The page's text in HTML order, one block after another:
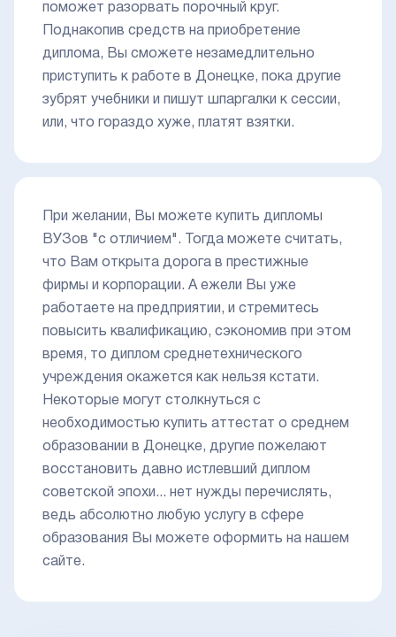
поможет разорвать порочный круг.
Поднакопив средств на приобретение
диплома, Вы сможете незамедлительно
приступить к работе в Донецке, пока другие
зубрят учебники и пишут шпаргалки к сессии,
или, что гораздо хуже, платят взятки.
При желании, Вы можете купить дипломы
ВУЗов "с отличием". Тогда можете считать,
что Вам открыта дорога в престижные
фирмы и корпорации. А ежели Вы уже
работаете на предприятии, и стремитесь
повысить квалификацию, сэкономив при этом
время, то диплом среднетехнического
учреждения окажется как нельзя кстати.
Некоторые могут столкнуться с
необходимостью купить аттестат о среднем
образовании в Донецке, другие пожелают
восстановить давно истлевший диплом
советской эпохи... нет нужды перечислять,
ведь абсолютно любую услугу в сфере
образования Вы можете оформить на нашем
сайте.